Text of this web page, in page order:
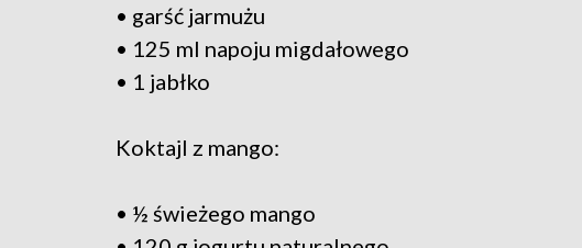
• garść jarmużu
• 125 ml napoju migdałowego
• 1 jabłko
Koktajl z mango:
• ½ świeżego mango